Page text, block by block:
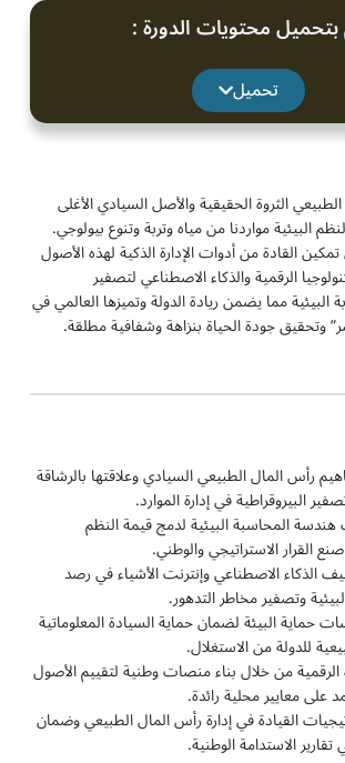
محتويات الدورة :
تحميل
الثروة الحقيقية والأصل السيادي الأغلى
البيئية مواردنا من مياه وتربة وتنوع بيولوجي.
القادة من أدوات الإدارة الذكية لهذه الأصول
الرقمية والذكاء الاصطناعي لتصفير
البيئية مما يضمن ريادة الدولة وتميزها العالمي في
وتحقيق جودة الحياة بنزاهة وشفافية مطلقة.
رأس المال الطبيعي السيادي وعلاقتها بالرشاقة
البيروقراطية في إدارة الموارد.
هندسة المحاسبة البيئية لدمج قيمة النظم
القرار الاستراتيجي والوطني.
الذكاء الاصطناعي وإنترنت الأشياء في رصد
وتصفير مخاطر التدهور.
حماية البيئة لضمان حماية السيادة المعلوماتية
للدولة من الاستغلال.
الرقمية من خلال بناء منصات وطنية لتقييم الأصول
على معايير محلية رائدة.
القيادة في إدارة رأس المال الطبيعي وضمان
الاستدامة الوطنية.